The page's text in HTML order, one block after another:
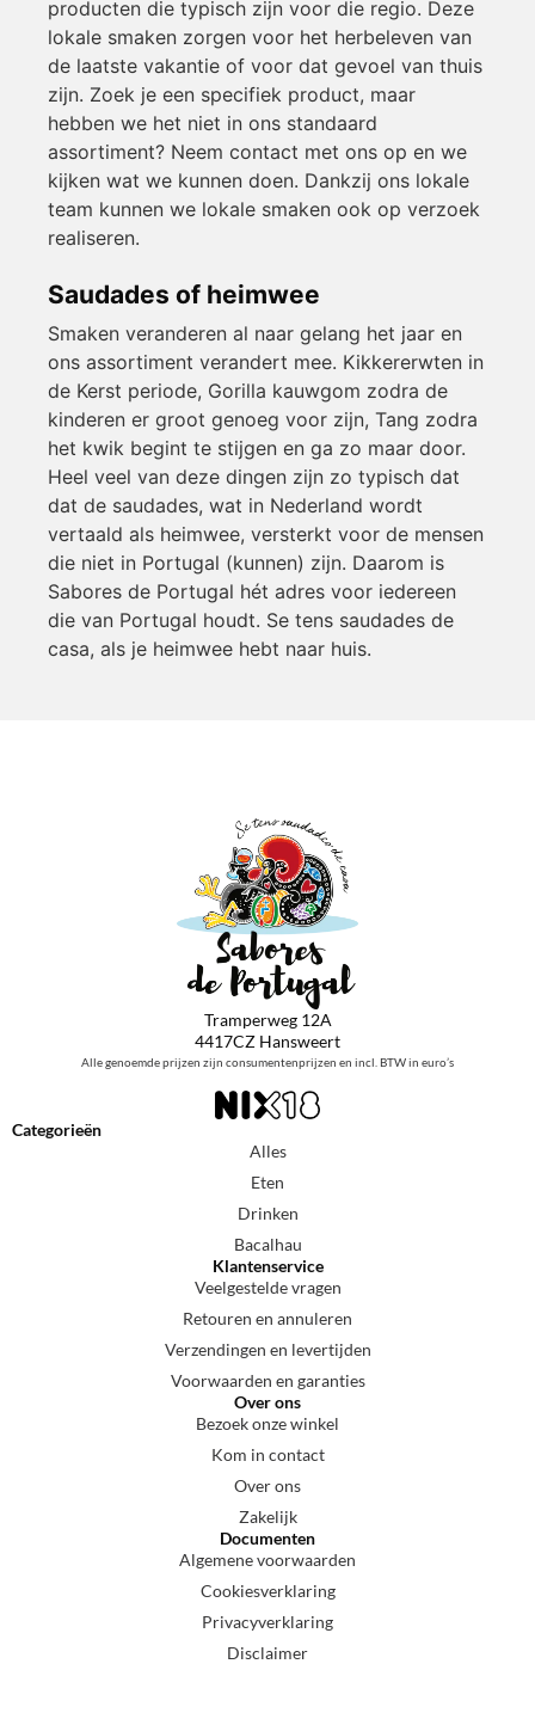
producten die typisch zijn voor die regio. Deze
lokale smaken zorgen voor het herbeleven van
de laatste vakantie of voor dat gevoel van thuis
zijn. Zoek je een specifiek product, maar
hebben we het niet in ons standaard
assortiment? Neem contact met ons op en we
kijken wat we kunnen doen. Dankzij ons lokale
team kunnen we lokale smaken ook op verzoek
realiseren.
Saudades of heimwee
Smaken veranderen al naar gelang het jaar en
ons assortiment verandert mee. Kikkererwten in
de Kerst periode, Gorilla kauwgom zodra de
kinderen er groot genoeg voor zijn, Tang zodra
het kwik begint te stijgen en ga zo maar door.
Heel veel van deze dingen zijn zo typisch dat
dat de saudades, wat in Nederland wordt
vertaald als heimwee, versterkt voor de mensen
die niet in Portugal (kunnen) zijn. Daarom is
Sabores de Portugal hét adres voor iedereen
die van Portugal houdt. Se tens saudades de
casa, als je heimwee hebt naar huis.
Tramperweg 12A
4417CZ Hansweert
Alle genoemde prijzen zijn consumentenprijzen en incl. BTW in euro’s
Categorieën
Alles
Eten
Drinken
Bacalhau
Klantenservice
Veelgestelde vragen
Retouren en annuleren
Verzendingen en levertijden
Voorwaarden en garanties
Over ons
Bezoek onze winkel
Kom in contact
Over ons
Zakelijk
Documenten
Algemene voorwaarden
Cookiesverklaring
Privacyverklaring
Disclaimer